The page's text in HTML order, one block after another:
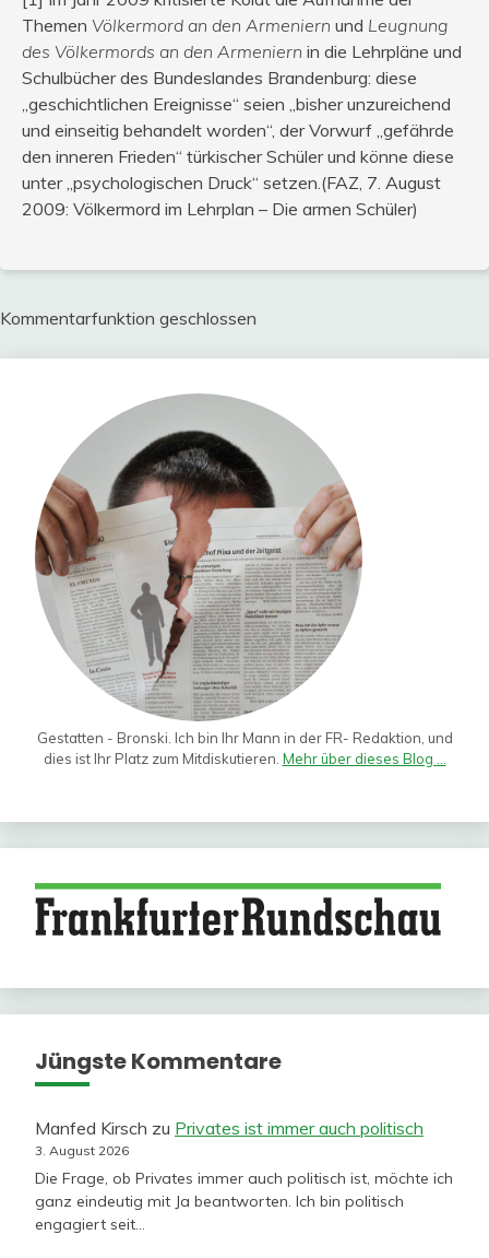
Themen Völkermord an den Armeniern und Leugnung
des Völkermords an den Armeniern in die Lehrpläne und
Schulbücher des Bundeslandes Brandenburg: diese
„geschichtlichen Ereignisse“ seien „bisher unzureichend
und einseitig behandelt worden“, der Vorwurf „gefährde
den inneren Frieden“ türkischer Schüler und könne diese
unter „psychologischen Druck“ setzen.(FAZ, 7. August
2009: Völkermord im Lehrplan – Die armen Schüler)
Kommentarfunktion geschlossen
Gestatten - Bronski. Ich bin Ihr Mann in der FR- Redaktion, und
dies ist Ihr Platz zum Mitdiskutieren. Mehr über dieses Blog ...
Jüngste Kommentare
Manfed Kirsch zu Privates ist immer auch politisch
3. August 2026
Die Frage, ob Privates immer auch politisch ist, möchte ich
ganz eindeutig mit Ja beantworten. Ich bin politisch
engagiert seit…